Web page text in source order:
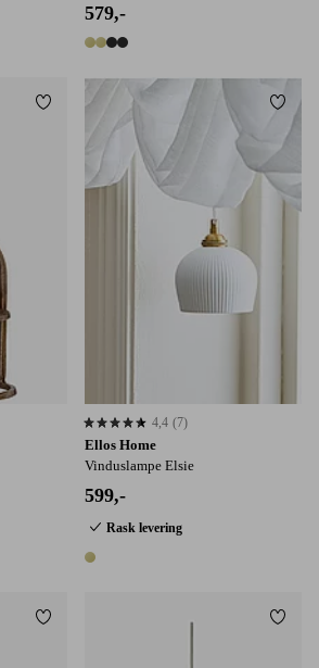
579,-
4 farger
Legg til favoritter
Ellos Home
Vinduslampe Elsie
599,-
Rask levering
1 farge
4,4 basert på 7 karaktergivninger
4,4 (7)
Legg til favoritter